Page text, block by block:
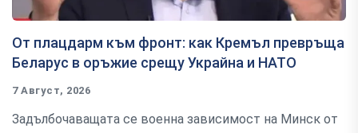
От плацдарм към фронт: как Кремъл превръща
Беларус в оръжие срещу Украйна и НАТО
7 Август, 2026
Задълбочаващата се военна зависимост на Минск от